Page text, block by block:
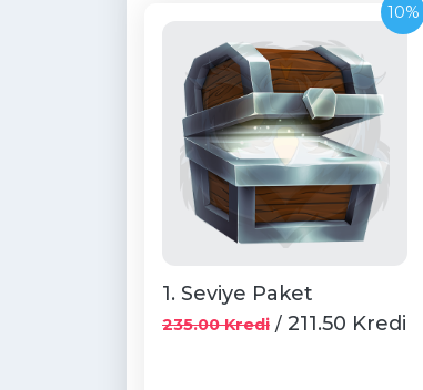
10%
1. Seviye Paket
235.00 Kredi / 211.50 Kredi